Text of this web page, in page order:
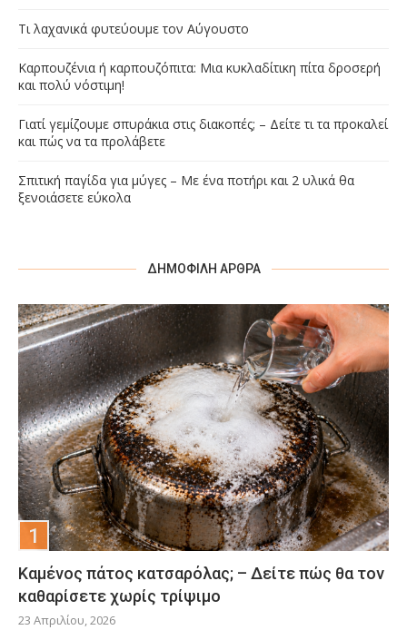
Τι λαχανικά φυτεύουμε τον Αύγουστο
Καρπουζένια ή καρπουζόπιτα: Μια κυκλαδίτικη πίτα δροσερή
και πολύ νόστιμη!
Γιατί γεμίζουμε σπυράκια στις διακοπές; – Δείτε τι τα προκαλεί
και πώς να τα προλάβετε
Σπιτική παγίδα για μύγες – Με ένα ποτήρι και 2 υλικά θα
ξενοιάσετε εύκολα
ΔΗΜΟΦΙΛΉ ΆΡΘΡΑ
Καμένος πάτος κατσαρόλας; – Δείτε πώς θα τον
καθαρίσετε χωρίς τρίψιμο
23 Απριλίου, 2026